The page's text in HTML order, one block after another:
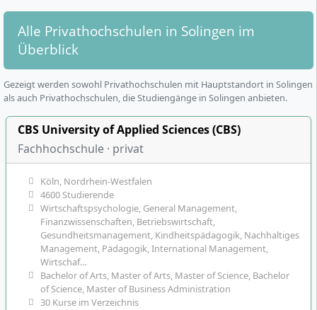
Alle Privathochschulen in Solingen im
Überblick
Gezeigt werden sowohl Privathochschulen mit Hauptstandort in Solingen
als auch Privathochschulen, die Studiengänge in Solingen anbieten.
CBS University of Applied Sciences (CBS)
Fachhochschule · privat
Köln, Nordrhein-Westfalen
4600 Studierende
Wirtschaftspsychologie, General Management,
Finanzwissenschaften, Betriebswirtschaft,
Gesundheitsmanagement, Kindheitspädagogik, Nachhaltiges
Management, Pädagogik, International Management,
Wirtschaf…
Bachelor of Arts, Master of Arts, Master of Science, Bachelor
of Science, Master of Business Administration
30 Kurse im Verzeichnis